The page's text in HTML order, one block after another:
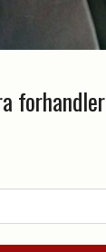
forhandler